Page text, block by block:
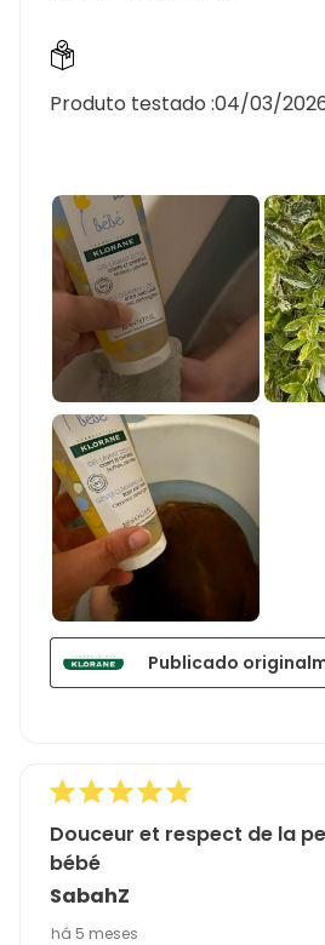
Produto testado :04/03/
Publicado
Douceur et respect de la
bébé
SabahZ
há 5 meses